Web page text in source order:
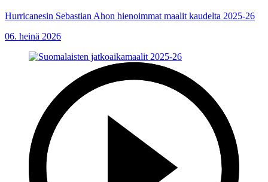
Hurricanesin Sebastian Ahon hienoimmat maalit kaudelta 2025-26
06. heinä 2026